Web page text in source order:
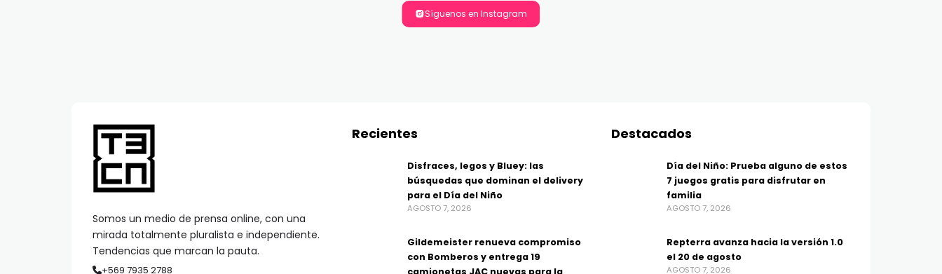
Síguenos en Instagram
Somos un medio de prensa online, con una
mirada totalmente pluralista e independiente.
Tendencias que marcan la pauta.
+569 7935 2788
Recientes
Disfraces, legos y Bluey: las
búsquedas que dominan el delivery
para el Día del Niño
AGOSTO 7, 2026
Gildemeister renueva compromiso
con Bomberos y entrega 19
Destacados
Día del Niño: Prueba alguno de estos
7 juegos gratis para disfrutar en
familia
AGOSTO 7, 2026
Repterra avanza hacia la versión 1.0
el 20 de agosto
AGOSTO 7, 2026